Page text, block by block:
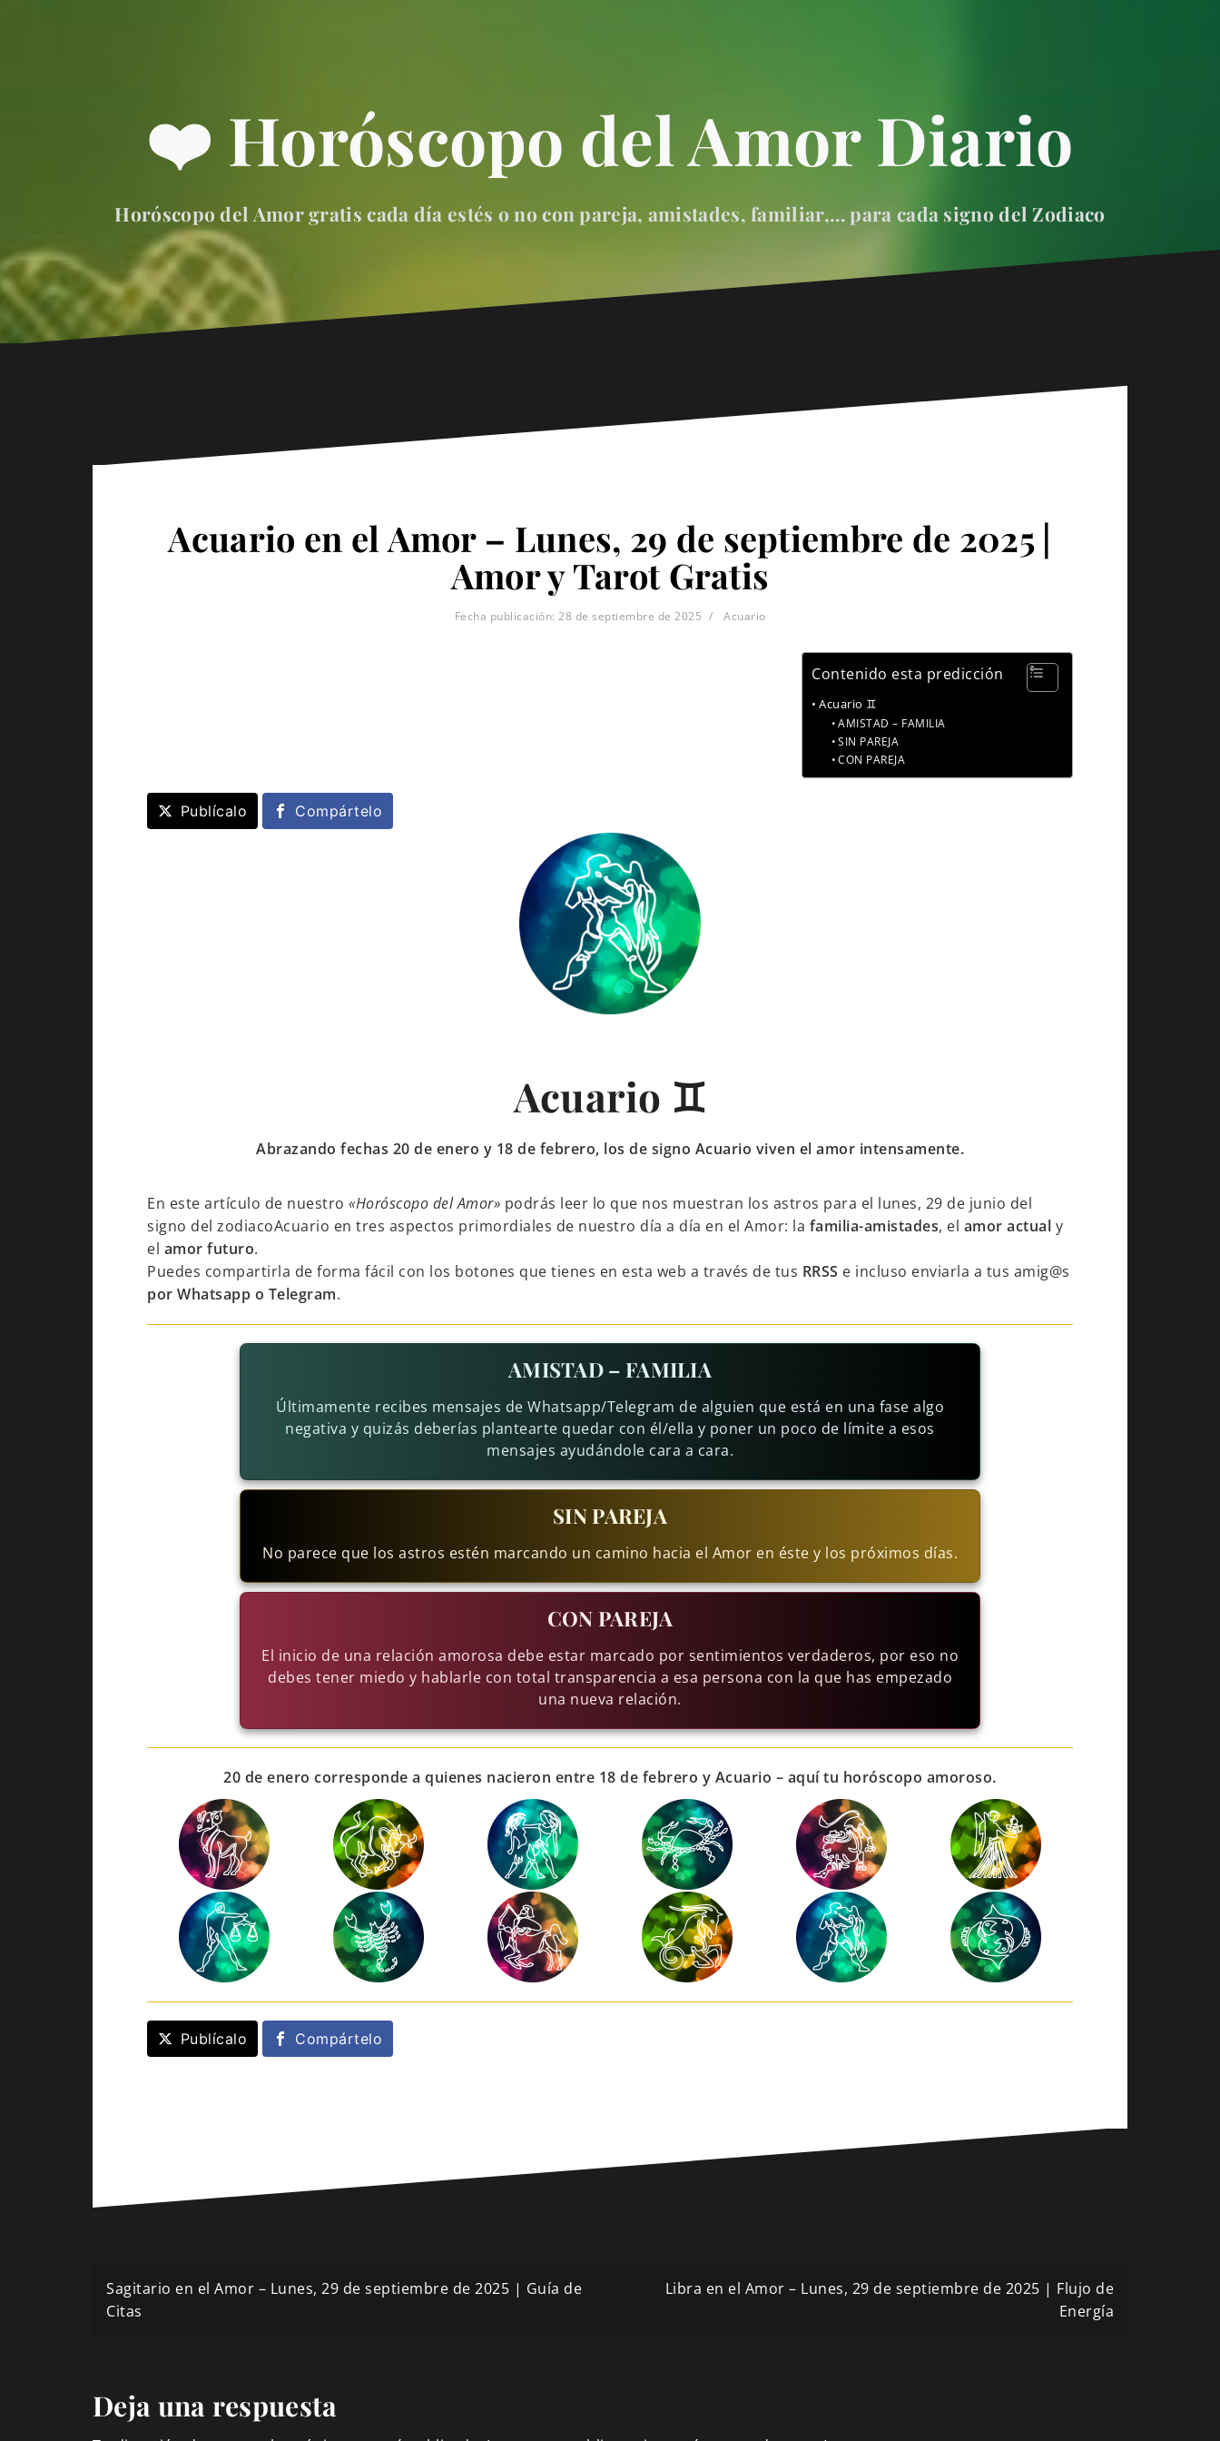
❤️ Horóscopo del Amor Diario
Horóscopo del Amor gratis cada día estés o no con pareja, amistades, familiar,… para cada signo del Zodiaco
Acuario en el Amor – Lunes, 29 de septiembre de 2025 |
Amor y Tarot Gratis
Fecha publicación: 28 de septiembre de 2025 Acuario
Contenido esta predicción
Acuario ♊
AMISTAD – FAMILIA
SIN PAREJA
CON PAREJA
Publícalo Compártelo
Acuario ♊
Abrazando fechas 20 de enero y 18 de febrero, los de signo Acuario viven el amor intensamente.
En este artículo de nuestro «Horóscopo del Amor» podrás leer lo que nos muestran los astros para el lunes, 29 de junio del
signo del zodiacoAcuario en tres aspectos primordiales de nuestro día a día en el Amor: la familia-amistades, el amor actual y
el amor futuro.
Puedes compartirla de forma fácil con los botones que tienes en esta web a través de tus RRSS e incluso enviarla a tus amig@s
por Whatsapp o Telegram.
AMISTAD – FAMILIA
Últimamente recibes mensajes de Whatsapp/Telegram de alguien que está en una fase algo
negativa y quizás deberías plantearte quedar con él/ella y poner un poco de límite a esos
mensajes ayudándole cara a cara.
SIN PAREJA
No parece que los astros estén marcando un camino hacia el Amor en éste y los próximos días.
CON PAREJA
El inicio de una relación amorosa debe estar marcado por sentimientos verdaderos, por eso no
debes tener miedo y hablarle con total transparencia a esa persona con la que has empezado
una nueva relación.
20 de enero corresponde a quienes nacieron entre 18 de febrero y Acuario – aquí tu horóscopo amoroso.
Publícalo Compártelo
Navegación
de
Sagitario en el Amor – Lunes, 29 de septiembre de 2025 | Guía de
Citas
Libra en el Amor – Lunes, 29 de septiembre de 2025 | Flujo de
Energía
Deja una respuesta